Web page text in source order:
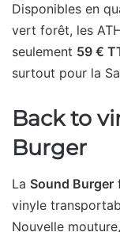
Disponibles en
vert forêt, les
seulement 59 €
surtout pour la
Back to
Burger
La Sound Burger
vinyle
Nouvelle